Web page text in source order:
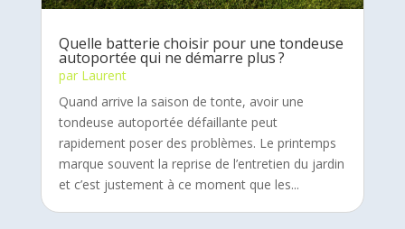
Quelle batterie choisir pour une tondeuse
autoportée qui ne démarre plus ?
par Laurent
Quand arrive la saison de tonte, avoir une
tondeuse autoportée défaillante peut
rapidement poser des problèmes. Le printemps
marque souvent la reprise de l’entretien du jardin
et c’est justement à ce moment que les...